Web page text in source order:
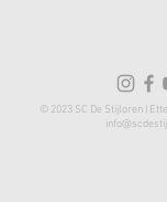
© 2023 SC De Stijloren |